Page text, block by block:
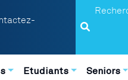
Search
Etudiants Seniors